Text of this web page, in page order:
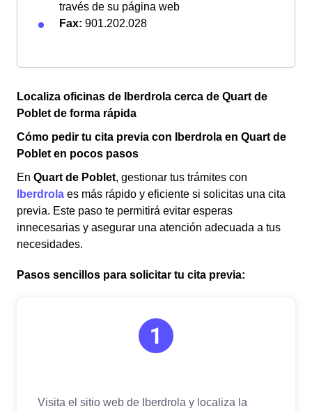
través de su página web
Fax: 901.202.028
Localiza oficinas de Iberdrola cerca de Quart de
Poblet de forma rápida
Cómo pedir tu cita previa con Iberdrola en Quart de
Poblet en pocos pasos
En Quart de Poblet, gestionar tus trámites con
Iberdrola es más rápido y eficiente si solicitas una cita
previa. Este paso te permitirá evitar esperas
innecesarias y asegurar una atención adecuada a tus
necesidades.
Pasos sencillos para solicitar tu cita previa: